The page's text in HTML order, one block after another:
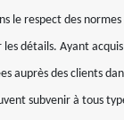
le respect des
détails. Ayant
auprès des clients
subvenir à tous